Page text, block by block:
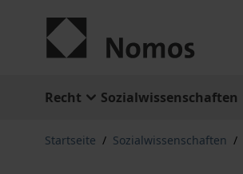
Recht Sozialwissenschaften
Startseite / Sozialwissenschaften /